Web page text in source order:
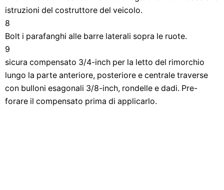
istruzioni del costruttore del veicolo.
8
Bolt i parafanghi alle barre laterali sopra le ruote.
9
sicura compensato 3/4-inch per la letto del rimorchio
lungo la parte anteriore, posteriore e centrale traverse
con bulloni esagonali 3/8-inch, rondelle e dadi. Pre-
forare il compensato prima di applicarlo.